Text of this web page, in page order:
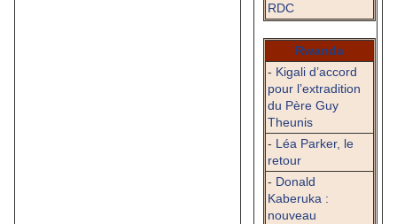
RDC
Rwanda
- Kigali d’accord
pour l’extradition
du Père Guy
Theunis
- Léa Parker, le
retour
- Donald
Kaberuka :
nouveau